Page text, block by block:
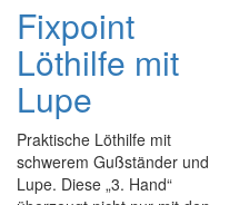
Fixpoint
Löthilfe mit
Lupe
Praktische Löthilfe mit
schwerem Gußständer und
Lupe. Diese „3. Hand“